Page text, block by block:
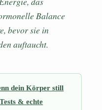
Balance
bevor sie in
auftaucht.
dein Körper still
& echte